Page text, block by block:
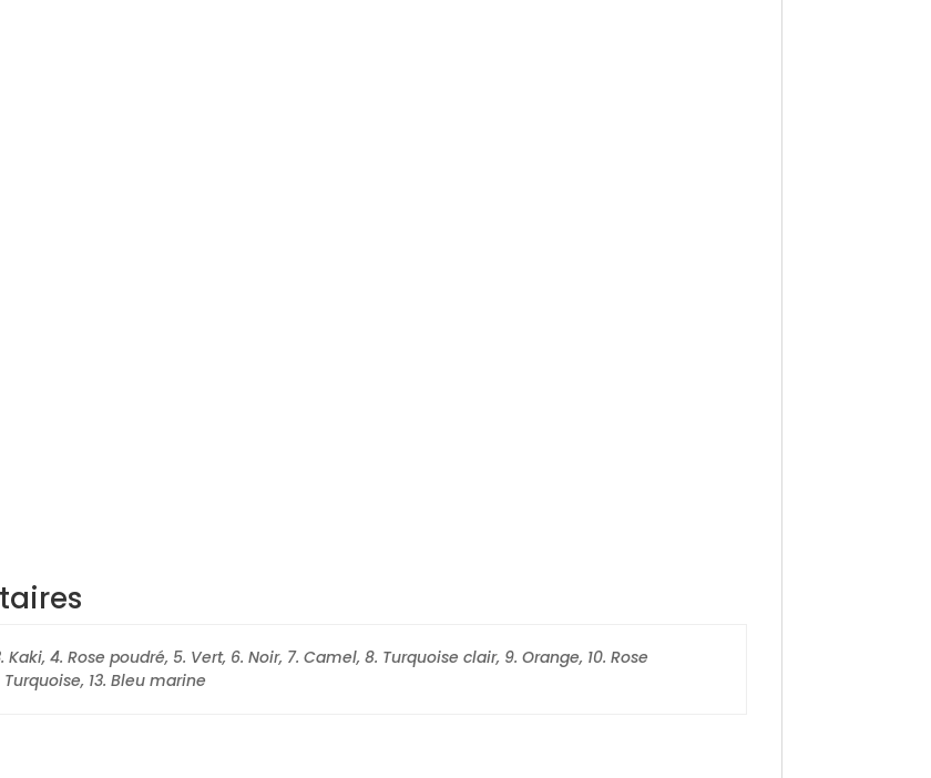
Kaki, 4. Rose poudré, 5. Vert, 6. Noir, 7. Camel, 8. Turquoise clair, 9. Orange, 10. Rose
Turquoise, 13. Bleu marine